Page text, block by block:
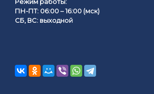
ПН-ПТ: 06:00 – 16:00 (мск)
СБ, ВС: выходной